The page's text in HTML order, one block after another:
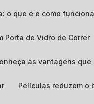
o que é e como
Porta de Vidro de Correr
as vantagens que
Películas reduzem